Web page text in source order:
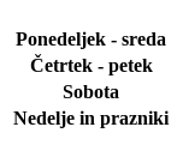
Ponedeljek - sreda
Četrtek - petek
Sobota
Nedelje in prazniki